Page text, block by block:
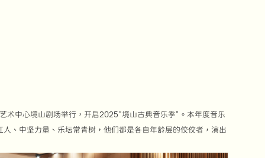
中心境山剧场举行，开启2025“境山古典音乐季”。本年度音乐
、中坚力量、乐坛常青树，他们都是各自年龄层的佼佼者，演出